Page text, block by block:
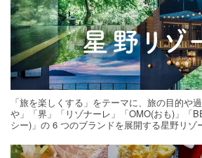
「旅を楽しくする」をテーマに、旅の目的や
や」「界」「リゾナーレ」「OMO(おも)」「
シー)」の 6 つのブランドを展開する星野リゾ